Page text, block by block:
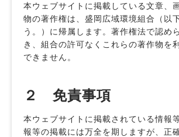
本ウェブサイトに掲載している文章、
物の著作権は、盛岡広域環境組合（以
う。）に帰属します。著作権法で認め
き、組合の許可なくこれらの著作物を
できません。
２ 免責事項
本ウェブサイトに掲載されている情報
報等の掲載には万全を期しますが、正